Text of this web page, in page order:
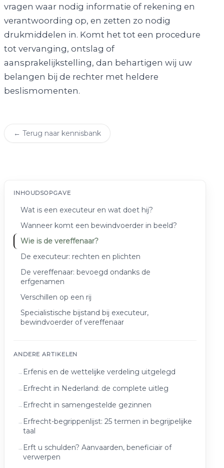
vragen waar nodig informatie of rekening en
verantwoording op, en zetten zo nodig
drukmiddelen in. Komt het tot een procedure
tot vervanging, ontslag of
aansprakelijkstelling, dan behartigen wij uw
belangen bij de rechter met heldere
beslismomenten.
← Terug naar kennisbank
INHOUDSOPGAVE
Wat is een executeur en wat doet hij?
Wanneer komt een bewindvoerder in beeld?
Wie is de vereffenaar?
De executeur: rechten en plichten
De vereffenaar: bevoegd ondanks de
erfgenamen
Verschillen op een rij
Specialistische bijstand bij executeur,
bewindvoerder of vereffenaar
ANDERE ARTIKELEN
Erfenis en de wettelijke verdeling uitgelegd
Erfrecht in Nederland: de complete uitleg
Erfrecht in samengestelde gezinnen
Erfrecht-begrippenlijst: 25 termen in begrijpelijke
taal
Erft u schulden? Aanvaarden, beneficiair of
verwerpen